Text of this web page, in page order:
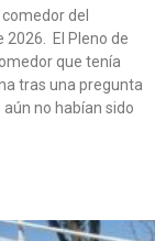
del
2026. El Pleno de
que tenía
tras una pregunta
no habían sido